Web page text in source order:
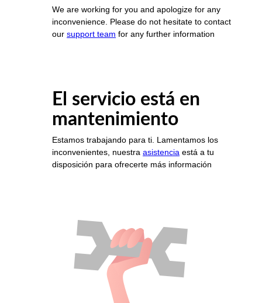
We are working for you and apologize for any
inconvenience. Please do not hesitate to contact
our support team for any further information
El servicio está en
mantenimiento
Estamos trabajando para ti. Lamentamos los
inconvenientes, nuestra asistencia está a tu
disposición para ofrecerte más información